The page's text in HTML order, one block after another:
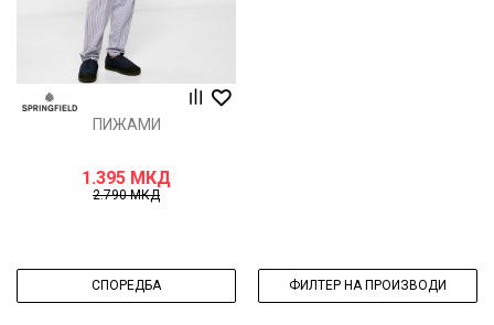
ПИЖАМИ
1.395 МКД
2.790МКД
СПОРЕДБА ФИЛТЕР НА ПРОИЗВОДИ